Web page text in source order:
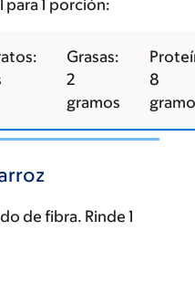
1 porción:
Grasas:
2
gramos
8
de fibra. Rinde 1